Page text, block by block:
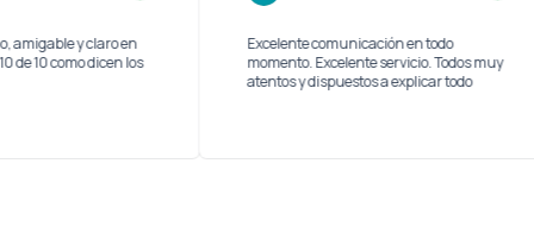
servicio, amigable y claro en
etapas. 10 de 10 como dicen los
Excelente comunicación en todo
momento. Excelente servicio.
atentos y dispuestos a explicar todo